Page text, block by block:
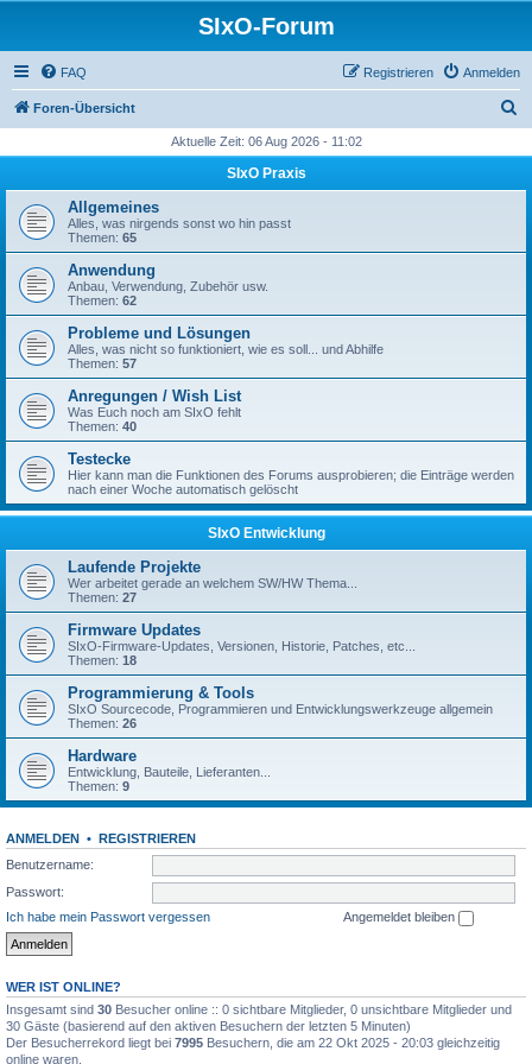
SIxO-Forum
FAQ Anmelden
Registrieren
Foren-Übersicht
h
Aktuelle Zeit: 06 Aug 2026 - 11:02
SIxO Praxis
Allgemeines
Alles, was nirgends sonst wo hin passt
Themen: 65
Anwendung
Anbau, Verwendung, Zubehör usw.
Themen: 62
Probleme und Lösungen
Alles, was nicht so funktioniert, wie es soll... und Abhilfe
Themen: 57
Anregungen / Wish List
Was Euch noch am SIxO fehlt
Themen: 40
Testecke
Hier kann man die Funktionen des Forums ausprobieren; die Einträge werden
nach einer Woche automatisch gelöscht
SIxO Entwicklung
Laufende Projekte
Wer arbeitet gerade an welchem SW/HW Thema...
Themen: 27
Firmware Updates
SIxO-Firmware-Updates, Versionen, Historie, Patches, etc...
Themen: 18
Programmierung & Tools
SIxO Sourcecode, Programmieren und Entwicklungswerkzeuge allgemein
Themen: 26
Hardware
Entwicklung, Bauteile, Lieferanten...
Themen: 9
ANMELDEN • REGISTRIEREN
Benutzername:
Passwort:
Ich habe mein Passwort vergessen
Angemeldet bleiben
WER IST ONLINE?
Insgesamt sind 30 Besucher online :: 0 sichtbare Mitglieder, 0 unsichtbare Mitglieder und
30 Gäste (basierend auf den aktiven Besuchern der letzten 5 Minuten)
Der Besucherrekord liegt bei 7995 Besuchern, die am 22 Okt 2025 - 20:03 gleichzeitig
online waren.